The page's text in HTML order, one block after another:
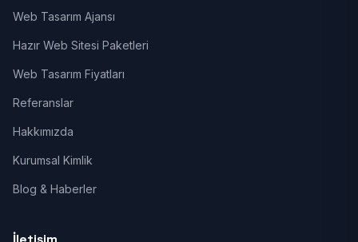
Web Tasarım Ajansı
Hazır Web Sitesi Paketleri
Web Tasarım Fiyatları
Referanslar
Hakkımızda
Kurumsal Kimlik
Blog & Haberler